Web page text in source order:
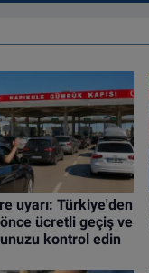
uyarı: Türkiye'den
ücretli geçiş ve
kontrol edin